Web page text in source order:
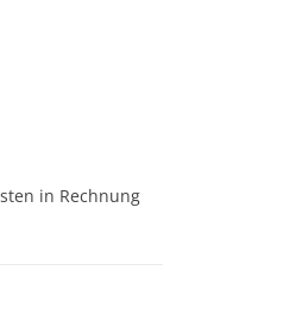
in Rechnung